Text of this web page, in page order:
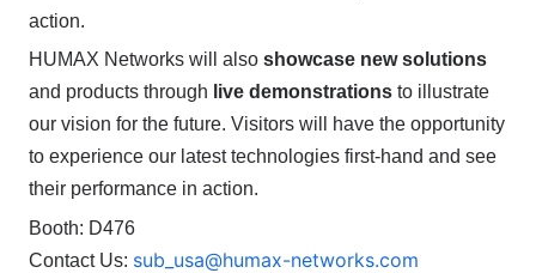
action.
HUMAX Networks will also showcase new solutions
and products through live demonstrations to illustrate
our vision for the future. Visitors will have the opportunity
to experience our latest technologies first-hand and see
their performance in action.
Booth: D476
Contact Us: sub_usa@humax-networks.com